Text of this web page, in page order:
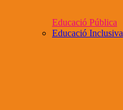
Educació Pública
Educació Inclusiva